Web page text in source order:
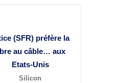
(SFR) préfère la
au câble… aux
Etats-Unis
Silicon